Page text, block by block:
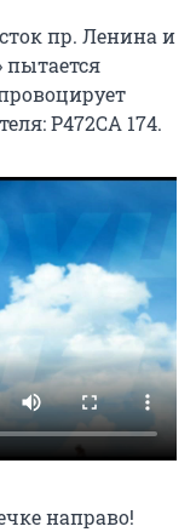
пр. Ленина и
Р472СА 174.
направо!